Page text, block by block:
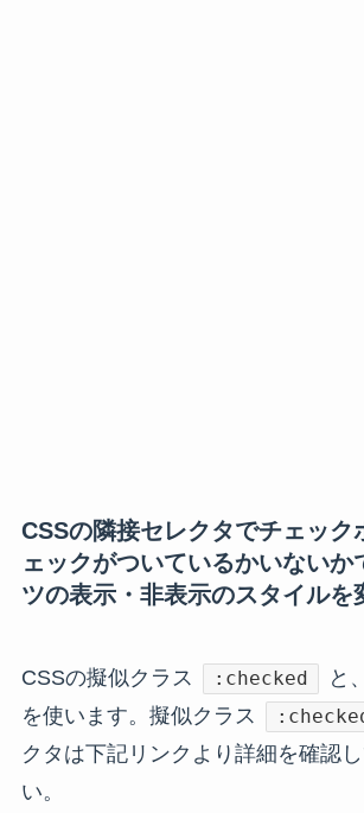
CSSの隣接セレクタでチェック
ェックがついているかいないか
ツの表示・非表示のスタイルを
CSSの擬似クラス :checked
と
を使います。擬似クラス
クタは下記リンクより詳細を確認
い。